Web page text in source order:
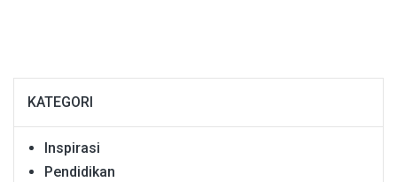
KATEGORI
Inspirasi
Pendidikan